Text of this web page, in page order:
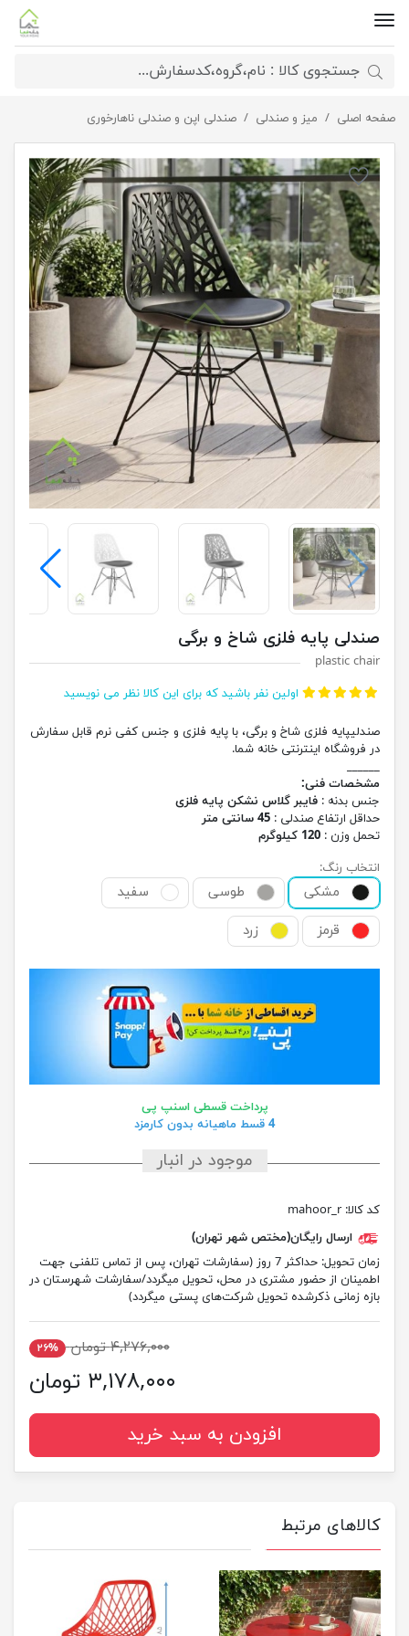
صفحه اصلی میز و صندلی صندلی اپن و صندلی ناهارخوریصندلی پایه فلزی شاخ و برگی
صندلی پایه فلزی شاخ و برگی
plastic chair
اولین نفر باشید که برای این کالا نظر می نویسید
صندلیپایه فلزی شاخ و برگی، با پایه فلزی و جنس کفی نرم قابل سفارش
در فروشگاه اینترنتی خانه شما.
______
مشخصات فنی:
جنس بدنه : فایبر گلاس نشکن پایه فلزی
حداقل ارتفاع صندلی : 45 سانتی متر
تحمل وزن : 120 کیلوگرم
انتخاب رنگ:
مشکی طوسی
سفید
قرمز
زرد
پرداخت قسطی اسنپ پی
4 قسط ماهیانه بدون کارمزد
موجود در انبار
کد کالا: mahoor_r
ارسال رایگان(مختص شهر تهران)
زمان تحویل:
حداکثر 7 روز (سفارشات تهران، پس از تماس تلفنی جهت
اطمینان از حضور مشتری در محل، تحویل میگردد/سفارشات شهرستان در
بازه زمانی ذکرشده تحویل شرکت‌های پستی میگردد)
۴,۲۷۶,۰۰۰ تومان ۲۶%
۳,۱۷۸,۰۰۰ تومان
افزودن به سبد خرید
کالاهای مرتبط